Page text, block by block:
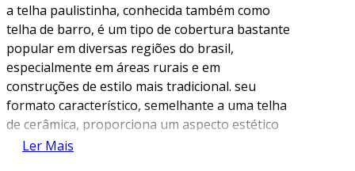
a telha paulistinha, conhecida também como
telha de barro, é um tipo de cobertura bastante
popular em diversas regiões do brasil,
especialmente em áreas rurais e em
construções de estilo mais tradicional. seu
formato característico, semelhante a uma telha
de cerâmica, proporciona um aspecto estético
valorizado, além de excelente capacidade de
Ler Mais